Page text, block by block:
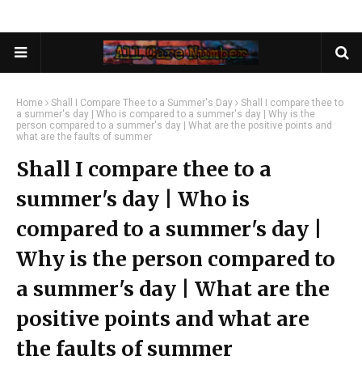
Home Shall I Compare Thee to a Summer's Day
Shall I compare thee to
a summer's day | Who is compared to a summer's day | Why is the
person compared to a summer's day | What are the positive points and
what are the faults of summer
Shall I compare thee to a
summer's day | Who is
compared to a summer's day |
Why is the person compared to
a summer's day | What are the
positive points and what are
the faults of summer